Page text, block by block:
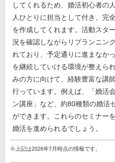
してくれるため、婚活初心者の
人ひとりに担当として付き、完
を作成してくれます。活動スタ
況を確認しながらリプランニン
れており、予定通りに進まなか
を継続していける環境が整えら
みの方に向けて、経験豊富な講
行っています。例えば、「婚活
ン講座」など、約80種類の婚活
ができます。これらのセミナー
婚活を進められるでしょう。
※上記は2026年7月時点の情報です。